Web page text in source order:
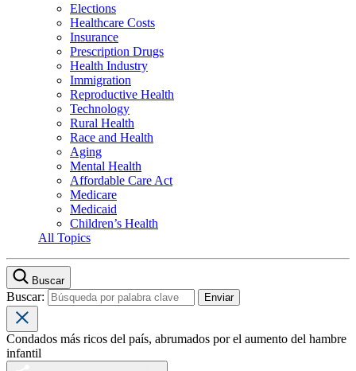
Elections
Healthcare Costs
Insurance
Prescription Drugs
Health Industry
Immigration
Reproductive Health
Technology
Rural Health
Race and Health
Aging
Mental Health
Affordable Care Act
Medicare
Medicaid
Children’s Health
All Topics
Buscar
Buscar:
Condados más ricos del país, abrumados por el aumento del hambre
infantil